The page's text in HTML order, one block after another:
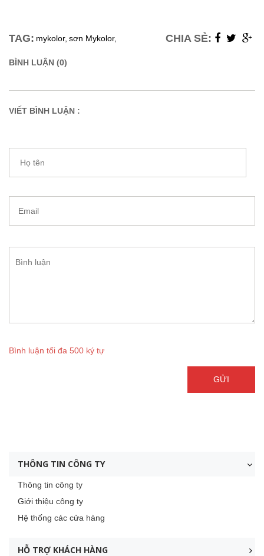
TAG: mykolor, sơn Mykolor, CHIA SẺ:
BÌNH LUẬN (0)
VIẾT BÌNH LUẬN :
Bình luận tối đa 500 ký tự
GỬI
THÔNG TIN CÔNG TY
Thông tin công ty
Giới thiệu công ty
Hệ thống các cửa hàng
HỖ TRỢ KHÁCH HÀNG